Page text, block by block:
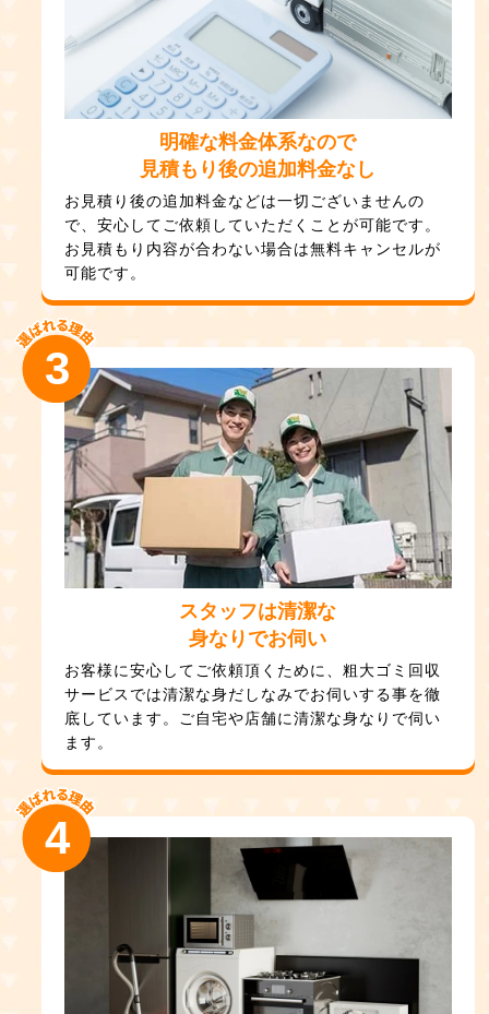
明確な料金体系なので
見積もり後の追加料金なし
お見積り後の追加料金などは一切ございませんの
で、安心してご依頼していただくことが可能です。
お見積もり内容が合わない場合は無料キャンセルが
可能です。
スタッフは清潔な
身なりでお伺い
お客様に安心してご依頼頂くために、粗大ゴミ回収
サービスでは清潔な身だしなみでお伺いする事を徹
底しています。ご自宅や店舗に清潔な身なりで伺い
ます。
3
4